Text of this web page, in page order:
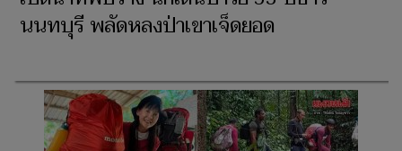
นนทบุรี พลัดหลงป่าเขาเจ็ดยอด